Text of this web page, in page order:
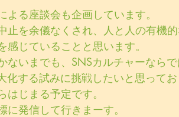
る座談会も企画しています。
止を余儀なくされ、人と人の有機
じていることと思います。
ないまでも、SNSカルチャーなら
化する試みに挑戦したいと思って
じまる予定です。
発信して行きまーす。